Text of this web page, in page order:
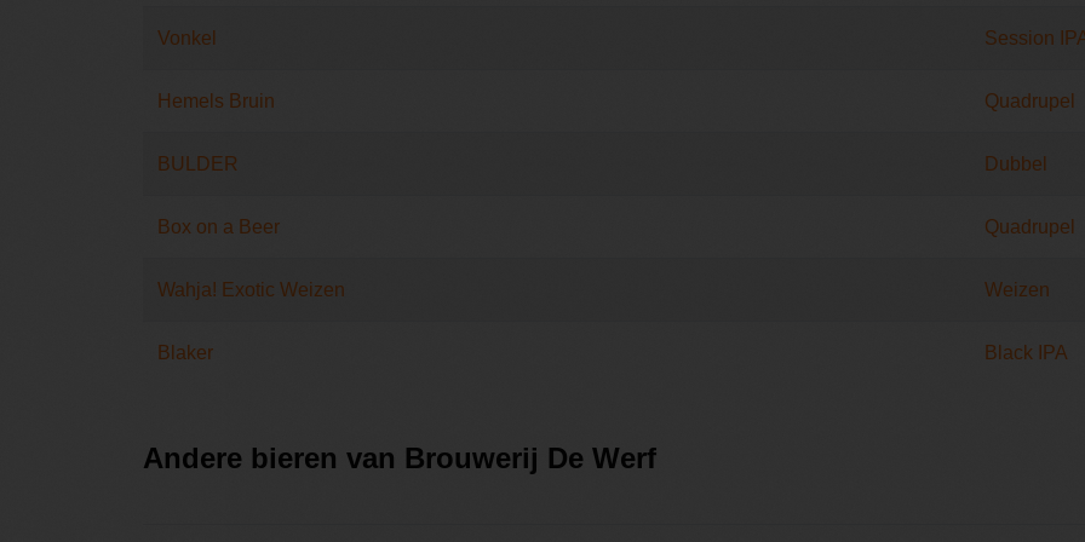
Vonkel Session
Hemels Bruin Quadrupel
BULDER Dubbel
Box on a Beer Quadrupel
Wahja! Exotic Weizen Weizen
Blaker Black IPA
Andere bieren van Brouwerij De Werf